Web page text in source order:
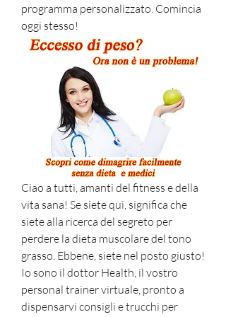
programma personalizzato. Comincia
oggi stesso!
Ciao a tutti, amanti del fitness e della
vita sana! Se siete qui, significa che
siete alla ricerca del segreto per
perdere la dieta muscolare del tono
grasso. Ebbene, siete nel posto giusto!
Io sono il dottor Health, il vostro
personal trainer virtuale, pronto a
dispensarvi consigli e trucchi per